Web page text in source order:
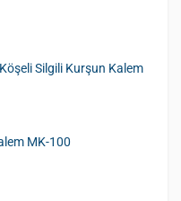
Silgili Kurşun Kalem
MK-100